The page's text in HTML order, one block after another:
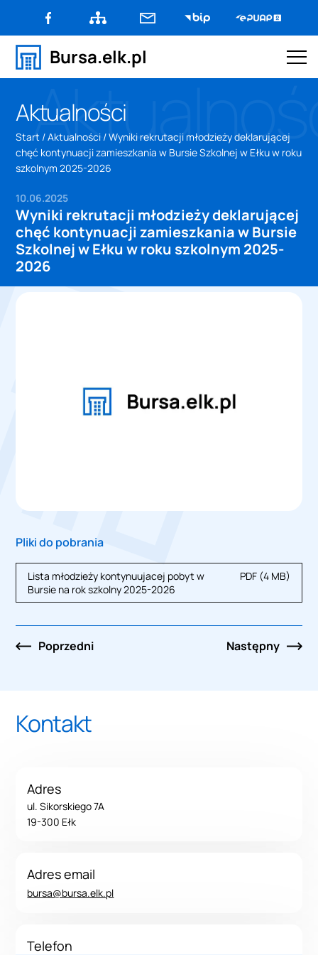
facebook Mapa
strony
bursa@bursa.elk.pl e-
Bursa.elk.pl
AKTUALNOŚCI
WYDARZENIA
DOKUMENTY
KONTAKT
Aktualności
Start /Aktualności /Wyniki rekrutacji młodzieży deklarującej
chęć kontynuacji zamieszkania w Bursie Szkolnej w Ełku w roku
szkolnym 2025-2026
10.06.2025
Wyniki rekrutacji młodzieży deklarującej
chęć kontynuacji zamieszkania w Bursie
Szkolnej w Ełku w roku szkolnym 2025-
2026
Pliki do pobrania
Lista młodzieży kontynuujacej pobyt w
Bursie na rok szkolny 2025-2026
PDF (4 MB)
Nawigacja
Poprzedni Następny
Kontakt
Adres
ul. Sikorskiego 7A
19-300 Ełk
Adres email
bursa@bursa.elk.pl
Telefon